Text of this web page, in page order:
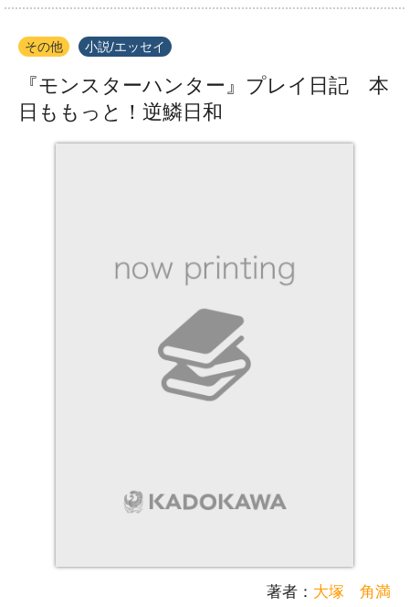
その他 小説/エッセイ
『モンスターハンター』プレイ日記 本
日ももっと！逆鱗日和
著者： 大塚 角満